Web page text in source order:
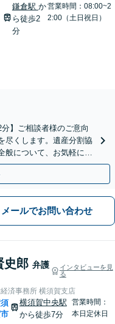
鎌倉駅 か
ら徒歩2
分
営業時間：08:00~2
2:00（土日祝日）
】ご相談者様のご意向
尽くします。遺産分割協
について、お気軽にご
メールでお問い合わせ
史郎 弁護
インタビューを見
る
済事務所 横須賀支店
横須賀中央駅
から徒歩7分
営業時間：
本日定休日